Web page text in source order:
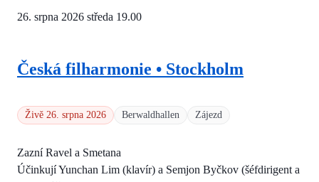
Živě 26. srpna 2026 Berwaldhallen Zájezd
Česká filharmonie • Stockholm
Zazní Ravel a Smetana
Účinkují Yunchan Lim (klavír) a Semjon Byčkov (šéfdirigent a
26. srpna 2026 středa 19.00